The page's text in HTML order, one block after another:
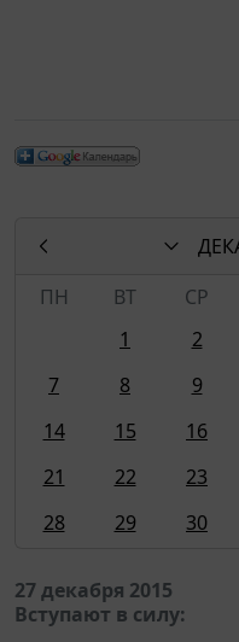
ПН
ВТ СР
1
2
7
8 9
14
15 16
21
22 23
28
29 30
27 декабря 2015
Вступают в силу: